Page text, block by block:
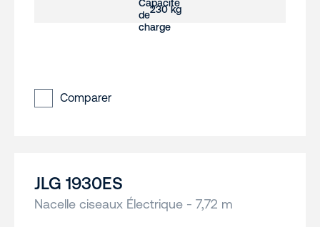
230 kg
Comparer
JLG 1930ES
Nacelle ciseaux Électrique - 7,72 m